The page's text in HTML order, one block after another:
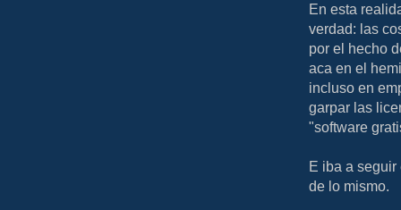
En esta
verdad: las
por el hecho
aca en el
incluso en
garpar las
"software
E iba a
de lo mismo.